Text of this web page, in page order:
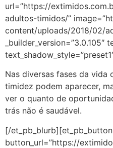
url=”https://
adultos-timidos/”
content/uploads/2018/02/
_builder_version=”3.0.105″
Nas diversas fases da vida
timidez podem aparecer,
ver o quanto de
trás não é saudável.
[/et_pb_blurb][et_pb_button
button_url=”https://